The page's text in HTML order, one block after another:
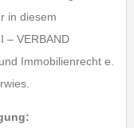
in diesem
– VERBAND
Immobilienrecht e.